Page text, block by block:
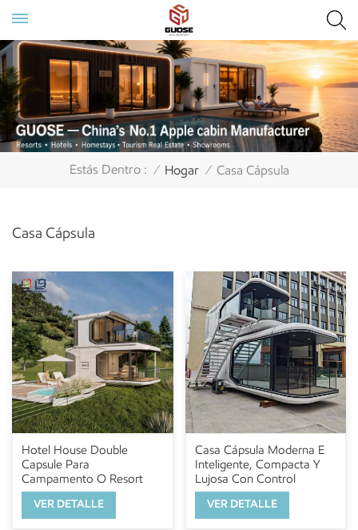
Estás Dentro : / Hogar / Casa Cápsula
Casa Cápsula
Hotel House Double
Capsule Para
Campamento O Resort
VER DETALLE
Casa Cápsula Moderna E
Inteligente, Compacta Y
Lujosa Con Control
Inteligente Para
Alojamiento Hotelero Y
Vida Urbana.
VER DETALLE